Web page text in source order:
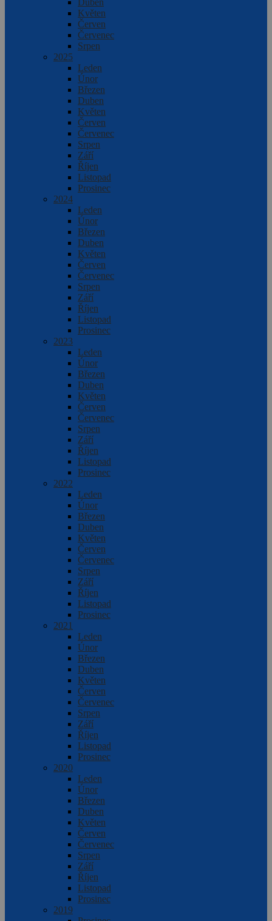
Duben
Květen
Červen
Červenec
Srpen
2025
Leden
Únor
Březen
Duben
Květen
Červen
Červenec
Srpen
Září
Říjen
Listopad
Prosinec
2024
Leden
Únor
Březen
Duben
Květen
Červen
Červenec
Srpen
Září
Říjen
Listopad
Prosinec
2023
Leden
Únor
Březen
Duben
Květen
Červen
Červenec
Srpen
Září
Říjen
Listopad
Prosinec
2022
Leden
Únor
Březen
Duben
Květen
Červen
Červenec
Srpen
Září
Říjen
Listopad
Prosinec
2021
Leden
Únor
Březen
Duben
Květen
Červen
Červenec
Srpen
Září
Říjen
Listopad
Prosinec
2020
Leden
Únor
Březen
Duben
Květen
Červen
Červenec
Srpen
Září
Říjen
Listopad
Prosinec
2019